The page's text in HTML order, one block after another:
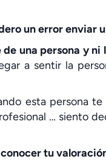
un error enviar
una persona y ni
a sentir la
esta persona
… siento
tu